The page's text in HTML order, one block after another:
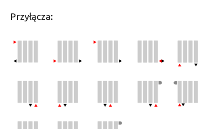
Przyłącza: